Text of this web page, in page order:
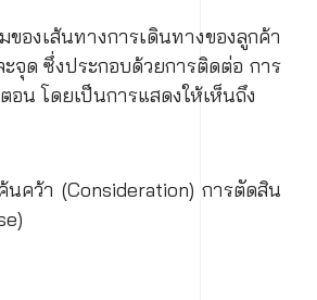
งเส้นทางการเดินทางของลูกค้า
จุด ซึ่งประกอบด้วยการติดต่อ การ
น โดยเป็นการแสดงให้เห็นถึง
คว้า (Consideration) การตัดสิน